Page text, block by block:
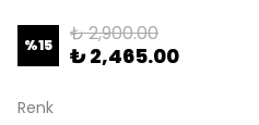
%15 ₺ 2,900.00
₺ 2,465.00
Renk